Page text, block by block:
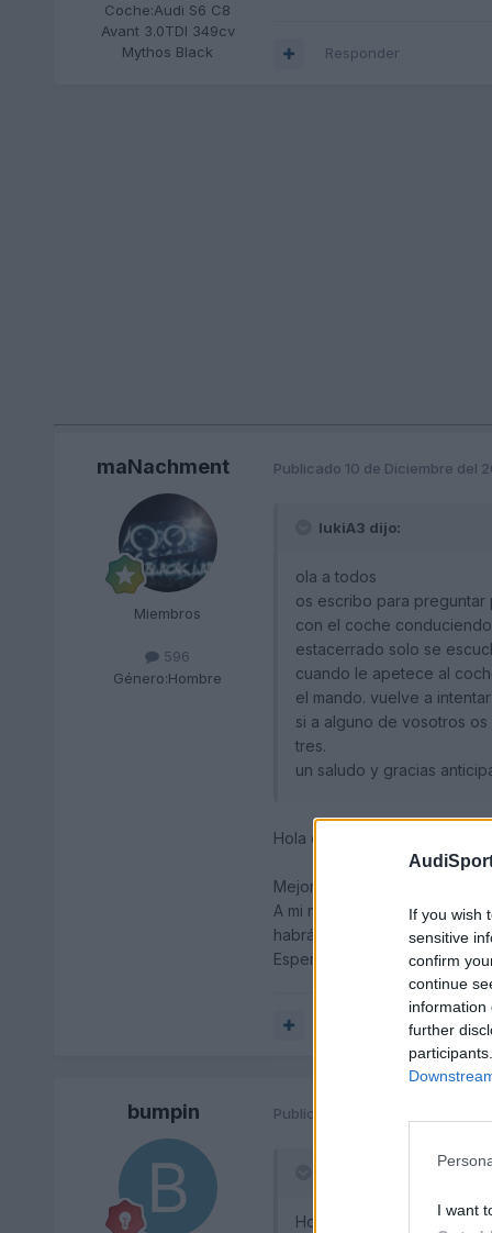
If you wish
sensitive
confirm
continue
information
further
I want
Coche:Audi S6 C8
Avant 3.0TDI 349cv
Mythos Black
Responder
maNachment
Miembros
596
Género:Hombre
Publicado 10 de Diciembre del
lukiA3 dijo:
ola a todos
os escribo para
con el coche
estacerrado solo se
cuando le apetece al
el mando. vuelve a
si a alguno de vosotros
tres.
un saludo y gracias
Hola compañero!
Mejor es eso que que se abra
A mi nunca me ha pasado.
habrá estropeado ese
Espero que obtengas ayuda,
bumpin Publicado
Hola compañero!